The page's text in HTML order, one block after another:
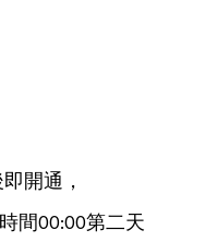
開通，
間00:00第二天